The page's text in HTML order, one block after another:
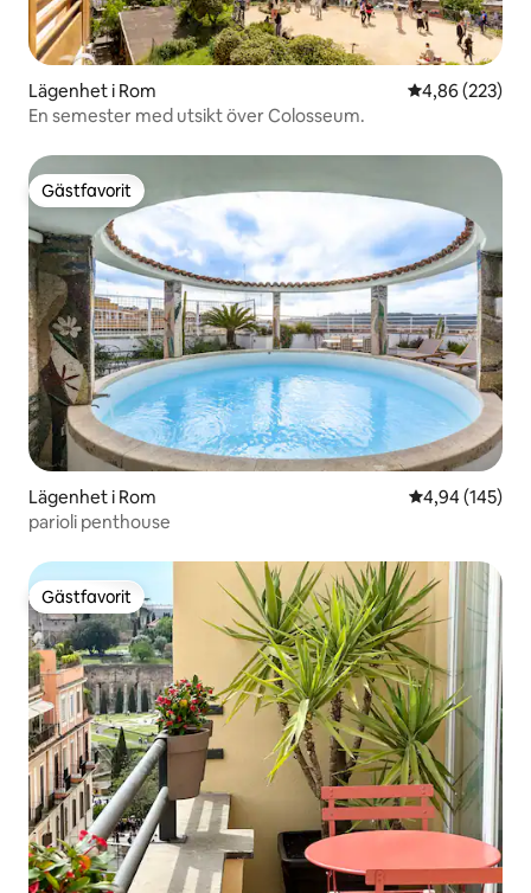
Lägenhet i Rom 4,86 av 5 i
4,86 (223)
En semester med utsikt över Colosseum.
Gästfavorit
Gästfavorit
Lägenhet i Rom 4,94 av 5 i
4,94 (145)
parioli penthouse
Gästfavorit
Gästfavorit